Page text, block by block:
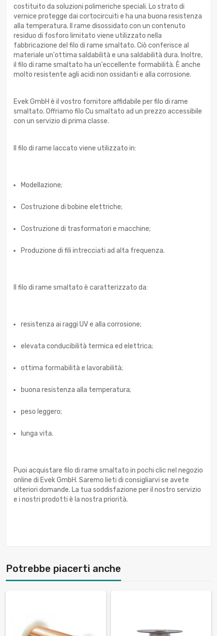
costituito da soluzioni polimeriche speciali. Lo strato di
vernice protegge dai cortocircuiti e ha una buona resistenza
alla temperatura. Il rame disossidato con un contenuto
residuo di fosforo limitato viene utilizzato nella
fabbricazione del filo di rame smaltato. Ciò conferisce al
materiale un'ottima saldabilità e una saldabilità dura. Inoltre,
il filo di rame smaltato ha un'eccellente formabilità. È anche
molto resistente agli acidi non ossidanti e alla corrosione.
Evek GmbH è il vostro fornitore affidabile per filo di rame
smaltato. Offriamo filo Cu smaltato ad un prezzo accessibile
con un servizio di prima classe.
Il filo di rame laccato viene utilizzato in:
Modellazione;
Costruzione di bobine elettriche;
Costruzione di trasformatori e macchine;
Produzione di fili intrecciati ad alta frequenza.
Il filo di rame smaltato è caratterizzato da:
resistenza ai raggi UV e alla corrosione;
elevata conducibilità termica ed elettrica;
ottima formabilità e lavorabilità;
buona resistenza alla temperatura;
peso leggero;
lunga vita.
Puoi acquistare filo di rame smaltato in pochi clic nel negozio
online di Evek GmbH. Saremo lieti di consigliarvi se avete
ulteriori domande. La tua soddisfazione per il nostro servizio
e i nostri prodotti è la nostra priorità.
Potrebbe piacerti anche